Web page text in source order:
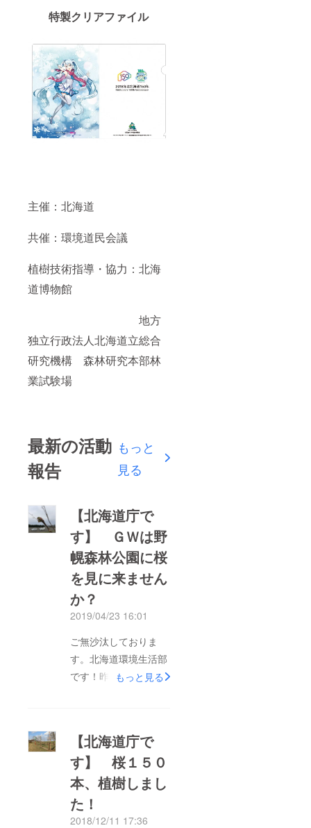
特製クリアファイル
主催：北海道
共催：環境道民会議
植樹技術指導・協力：北海
道博物館
地方
独立行政法人北海道立総合
研究機構 森林研究本部林
業試験場
最新の活動
報告
もっと
見る
【北海道庁で
す】 ＧＷは野
幌森林公園に桜
を見に来ません
か？
2019/04/23 16:01
ご無沙汰しておりま
す。北海道環境生活部
です！昨年、皆様から
ぼみが膨らんで参りま
した！植えてからまだ
半年の苗木ですので、
つぼみの数はまだ少な
いですが、ゴールデン
もっと見る
【北海道庁で
す】 桜１５０
本、植樹しまし
た！
2018/12/11 17:36